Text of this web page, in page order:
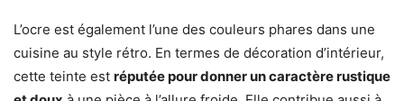
L’ocre est également l’une des couleurs phares dans une
cuisine au style rétro. En termes de décoration d’intérieur,
cette teinte est réputée pour donner un caractère rustique